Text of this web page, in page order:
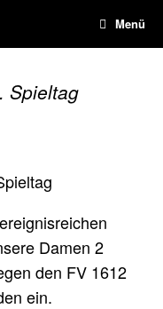
Menü
Spieltag
Damen 2
den FV 1612
ein.